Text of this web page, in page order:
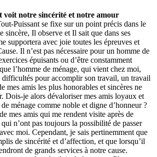
voit notre sincérité et notre amour
Puissant se fixe sur un point précis dans le
sincère, Il observe et Il sait que dans ses
supportera avec joie toutes les épreuves et
Il n’est pas nécessaire pour un homme de
épuisants ou d’être constamment
l’homme de ménage, qui vient chez moi,
difficultés pour accomplir son travail, un travail
mes amis les plus honorables et sincères ne
Dois-je alors dévaloriser mes amis loyaux et
ménage comme noble et digne d’honneur ?
mes amis qui me rendent visite après de
n’ont pas toujours la possibilité de passer
moi. Cependant, je sais pertinemment que
de sincérité et d’affection, et que lorsqu’il
de grands services à notre cause.